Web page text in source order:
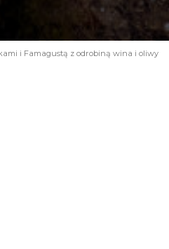
i Famagustą z odrobiną wina i oliwy